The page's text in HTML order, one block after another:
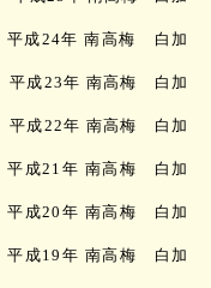
成24年 南高梅 白加
成23年 南高梅 白加
成22年 南高梅 白加
平成21 年 南高梅 白加
平成20 年 南高梅 白加
平成19 年 南高梅 白加